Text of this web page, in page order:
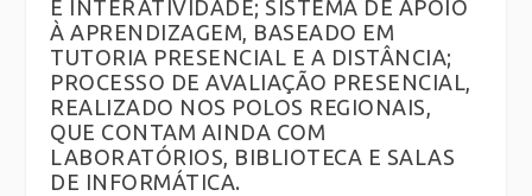
E INTERATIVIDADE; SISTEMA DE APOIO
À APRENDIZAGEM, BASEADO EM
TUTORIA PRESENCIAL E A DISTÂNCIA;
PROCESSO DE AVALIAÇÃO PRESENCIAL,
REALIZADO NOS POLOS REGIONAIS,
QUE CONTAM AINDA COM
LABORATÓRIOS, BIBLIOTECA E SALAS
DE INFORMÁTICA.